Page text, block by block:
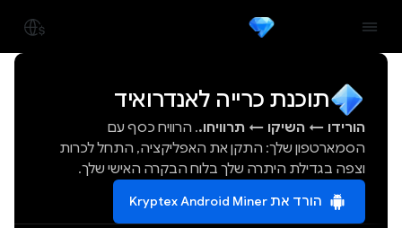
תוכנת כרייה לאנדרואיד
הורידו → השיקו → תרוויחו.. הרוויח כסף עם
הסמארטפון שלך: התקן את האפליקציה, התחל לכרות
וצפה בגדילת היתרה שלך בלוח הבקרה האישי שלך.
הורד את Kryptex Android Miner